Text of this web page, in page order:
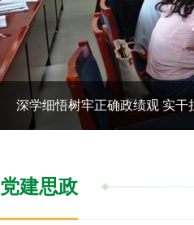
深学细悟树牢正确政绩观 实干
党建思政